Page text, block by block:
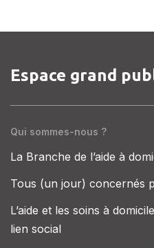
Espace grand
Qui sommes-nous ?
La Branche de l’aide à
Tous (un jour) concernés
L’aide et les soins à
lien social